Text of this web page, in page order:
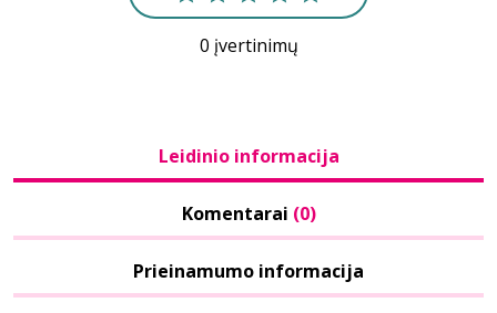
0 įvertinimų
Leidinio informacija
Komentarai (0)
Prieinamumo informacija